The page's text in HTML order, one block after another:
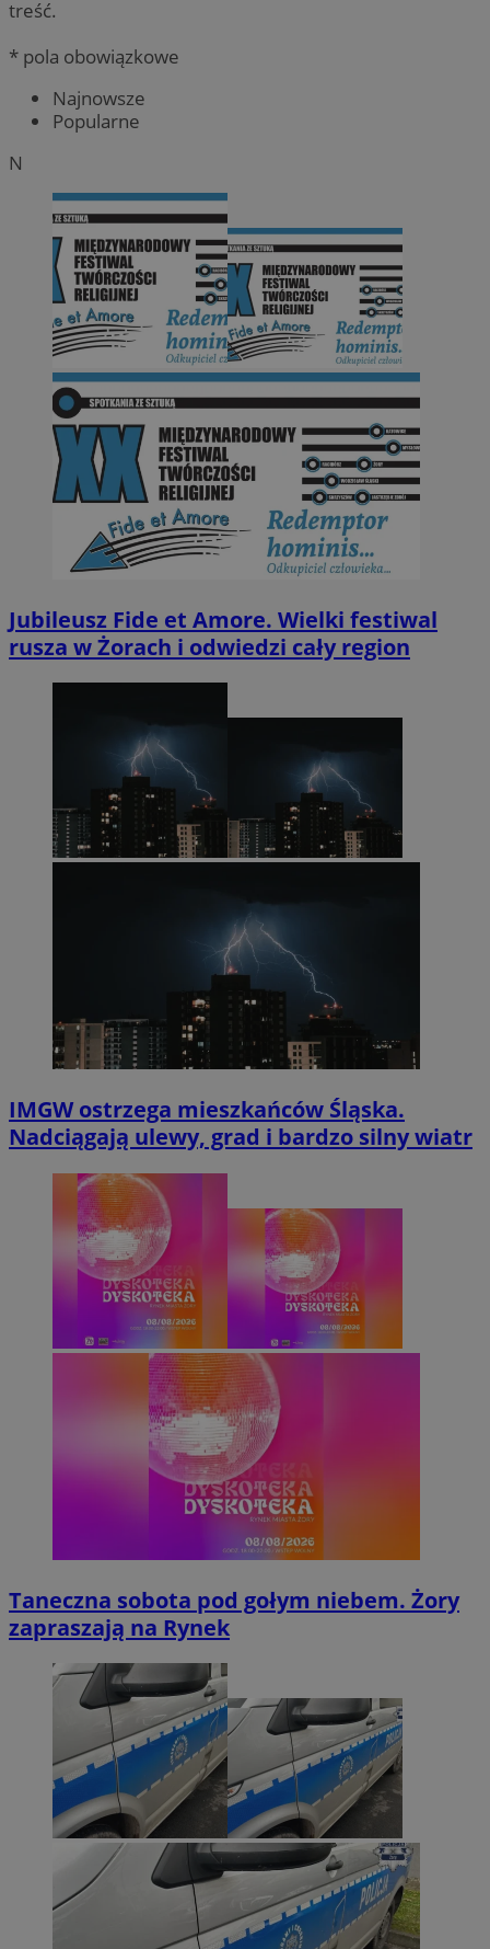
treść.
* pola obowiązkowe
Najnowsze
Popularne
N
Jubileusz Fide et Amore. Wielki festiwal
rusza w Żorach i odwiedzi cały region
IMGW ostrzega mieszkańców Śląska.
Nadciągają ulewy, grad i bardzo silny wiatr
Taneczna sobota pod gołym niebem. Żory
zapraszają na Rynek